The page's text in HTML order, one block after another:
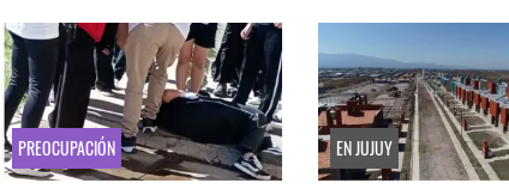
PREOCUPACIÓN EN JUJUY